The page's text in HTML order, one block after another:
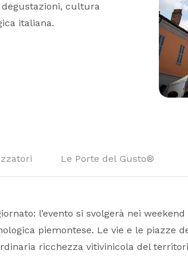
degustazioni, cultura
italiana.
Le Porte del Gusto®
l’evento si svolgerà nei weekend
piemontese. Le vie e le piazze
ricchezza vitivinicola del